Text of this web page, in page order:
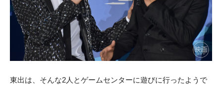
東出は、そんな2人とゲームセンターに遊びに行ったようで